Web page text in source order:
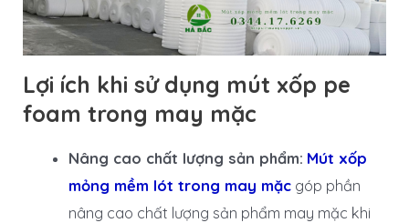
Lợi ích khi sử dụng mút xốp pe
foam trong may mặc
Nâng cao chất lượng sản phẩm: Mút xốp
mỏng mềm lót trong may mặcgóp phần
nâng cao chất lượng sản phẩm may mặc khi